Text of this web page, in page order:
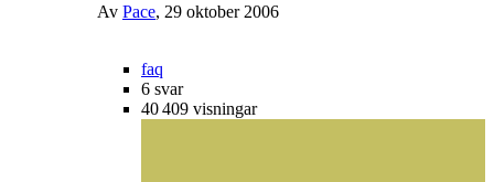
Av Pace, 29 oktober 2006
faq
6 svar
40 409 visningar